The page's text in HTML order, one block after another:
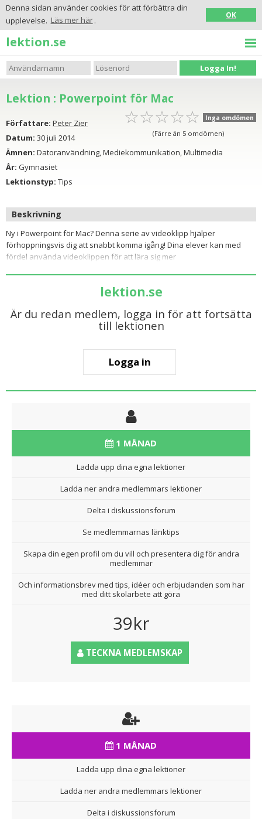
Denna sidan använder cookies för att förbättra din
upplevelse. Läs mer här.
OK
lektion.se
Logga In!
Lektion : Powerpoint för Mac
☆☆☆☆☆
★★★★★ Inga omdömen
(Färre än 5 omdömen)
Författare: Peter Zier
Datum: 30 juli 2014
Ämnen: Datoranvändning, Mediekommunikation, Multimedia
År: Gymnasiet
Lektionstyp: Tips
Beskrivning
Ny i Powerpoint för Mac? Denna serie av videoklipp hjälper
förhoppningsvis dig att snabbt komma igång! Dina elever kan med
fördel använda videoklippen för att lära sig mer
lektion.se
Är du redan medlem, logga in för att fortsätta
till lektionen
Logga in
1 MÅNAD
Ladda upp dina egna lektioner
Ladda ner andra medlemmars lektioner
Delta i diskussionsforum
Se medlemmarnas länktips
Skapa din egen profil om du vill och presentera dig för andra
medlemmar
Och informationsbrev med tips, idéer och erbjudanden som har
med ditt skolarbete att göra
39kr
TECKNA MEDLEMSKAP
1 MÅNAD
Ladda upp dina egna lektioner
Ladda ner andra medlemmars lektioner
Delta i diskussionsforum